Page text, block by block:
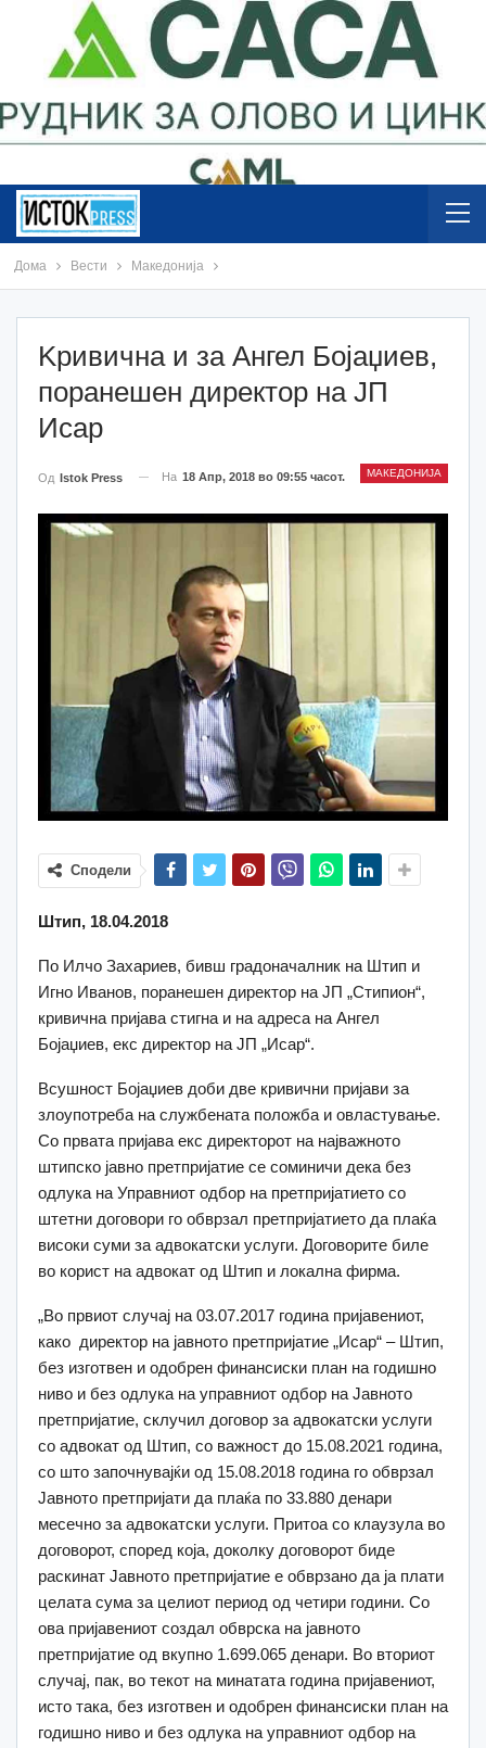
Дома Вести Македонија
Kривична и за Ангел Бојаџиев,
поранешен директор на ЈП
Исар
МАКЕДОНИЈА
Од Istok Press На 18 Апр, 2018 во 09:55 часот.
Сподели
Штип, 18.04.2018
По Илчо Захариев, бивш градоначалник на Штип и
Игно Иванов, поранешен директор на ЈП „Стипион“,
кривична пријава стигна и на адреса на Ангел
Бојаџиев, екс директор на ЈП „Исар“.
Всушност Бојаџиев доби две кривични пријави за
злоупотреба на службената положба и овластување.
Со првата пријава екс директорот на најважното
штипско јавно претпријатие се соминичи дека без
одлука на Управниот одбор на претпријатието со
штетни договори го обврзал претпријатието да плаќа
високи суми за адвокатски услуги. Договорите биле
во корист на адвокат од Штип и локална фирма.
„Во првиот случај на 03.07.2017 година пријавениот,
како директор на јавното претпријатие „Исар“ – Штип,
без изготвен и одобрен финансиски план на годишно
ниво и без одлука на управниот одбор на Јавното
претпријатие, склучил договор за адвокатски услуги
со адвокат од Штип, со важност до 15.08.2021 година,
со што започнувајќи од 15.08.2018 година го обврзал
Јавното претпријати да плаќа по 33.880 денари
месечно за адвокатски услуги. Притоа со клаузула во
договорот, според која, доколку договорот биде
раскинат Јавното претпријатие е обврзано да ја плати
целата сума за целиот период од четири години. Со
ова пријавениот создал обврска на јавното
претпријатие од вкупно 1.699.065 денари. Во вториот
случај, пак, во текот на минатата година пријавениот,
исто така, без изготвен и одобрен финансиски план на
годишно ниво и без одлука на управниот одбор на